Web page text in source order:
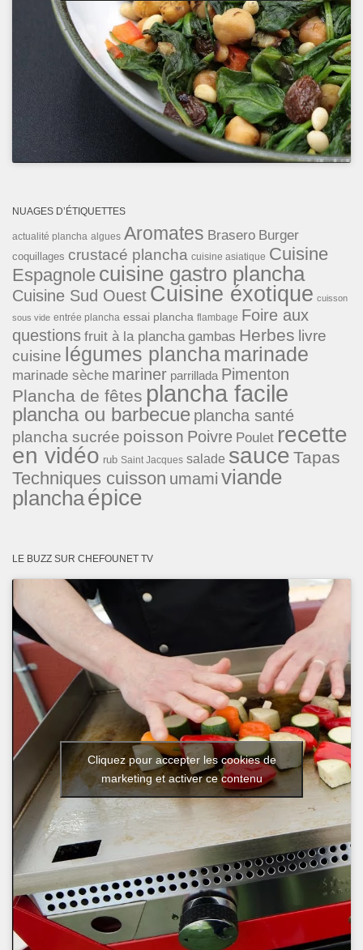
NUAGES D’ÉTIQUETTES
actualité plancha algues Aromates Brasero Burger
coquillages crustacé plancha cuisine asiatique Cuisine
Espagnole cuisine gastro plancha
Cuisine Sud Ouest Cuisine éxotique cuisson
sous vide entrée plancha essai plancha flambage Foire aux
questions fruit à la plancha gambas Herbes livre
cuisine légumes planchamarinade
marinade sèche mariner parrillada Pimenton
Plancha de fêtes plancha facile
plancha ou barbecue plancha santé
plancha sucrée poisson Poivre Poulet recette
en vidéo rub Saint Jacques salade sauce Tapas
Techniques cuisson umami viande
planchaépice
LE BUZZ SUR CHEFOUNET TV
Cliquez pour accepter les cookies de
marketing et activer ce contenu